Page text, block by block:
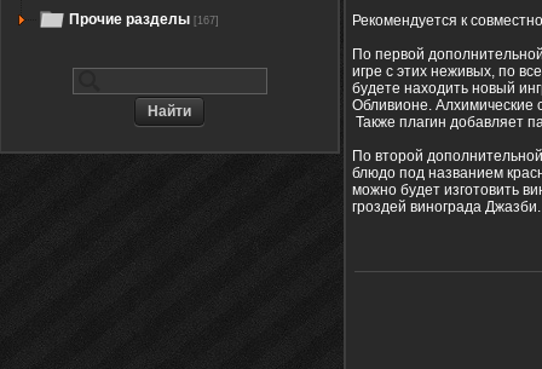
Прочие разделы [167]
Рекомендуется к
По первой
игре с этих неживых, по
будете находить новый
Обливионе. Алхимические
Также плагин добавляет
По второй
блюдо под названием
можно будет изготовить
гроздей винограда Джазби.